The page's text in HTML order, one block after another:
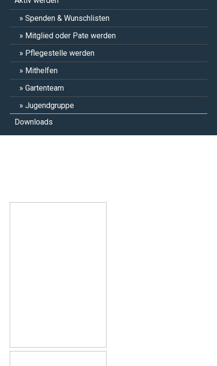
Spenden & Wunschlisten
Mitglied oder Pate werden
Pflegestelle werden
Mithelfen
Gartenteam
Jugendgruppe
Downloads